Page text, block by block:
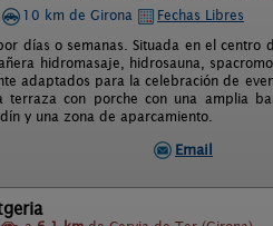
10 km de Girona
Fechas Libres
días o semanas. Situada en el centro
hidromasaje, hidrosauna,
adaptados para la celebración de
terraza con porche con una amplia
y una zona de aparcamiento.
Email